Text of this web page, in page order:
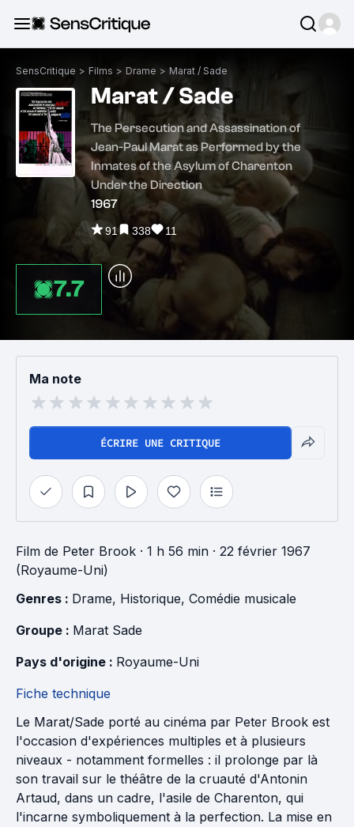
SensCritique > Films > Drame > Marat / Sade
Marat / Sade
The Persecution and Assassination of
Jean-Paul Marat as Performed by the
Inmates of the Asylum of Charenton
Under the Direction
1967
91 338 11
7.7
Ma note
ÉCRIRE UNE CRITIQUE
Film de Peter Brook · 1 h 56 min · 22 février 1967
(Royaume-Uni)
Genres : Drame, Historique, Comédie musicale
Groupe : Marat Sade
Pays d'origine : Royaume-Uni
Fiche technique
Le Marat/Sade porté au cinéma par Peter Brook est
l'occasion d'expériences multiples et à plusieurs
niveaux - notamment formelles : il prolonge par là
son travail sur le théâtre de la cruauté d'Antonin
Artaud, dans un cadre, l'asile de Charenton, qui
l'incarne symboliquement à la perfection. La mise en